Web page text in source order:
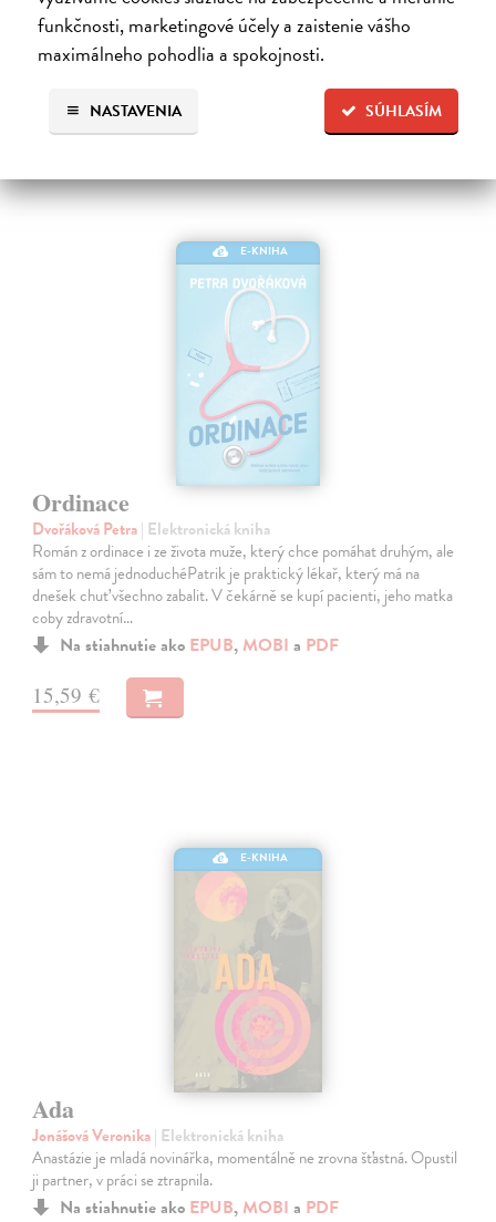
funkčnosti, marketingové účely a zaistenie vášho
maximálneho pohodlia a spokojnosti.
SÚHLASÍM
NASTAVENIA
směr.…
Na stiahnutie akoEPUB ,MOBIaPDF
E-KNIHA
Ordinace
Dvořáková Petra| Elektronická kniha
Román z ordinace i ze života muže, který chce pomáhat druhým, ale
sám to nemá jednoduchéPatrik je praktický lékař, který má na
dnešek chuť všechno zabalit. V čekárně se kupí pacienti, jeho matka
coby zdravotní…
Na stiahnutie ako EPUB, MOBI a PDF
15,59 €
E-KNIHA
Ada
Jonášová Veronika| Elektronická kniha
Anastázie je mladá novinářka, momentálně ne zrovna šťastná. Opustil
ji partner, v práci se ztrapnila.
Na stiahnutie ako EPUB, MOBI a PDF